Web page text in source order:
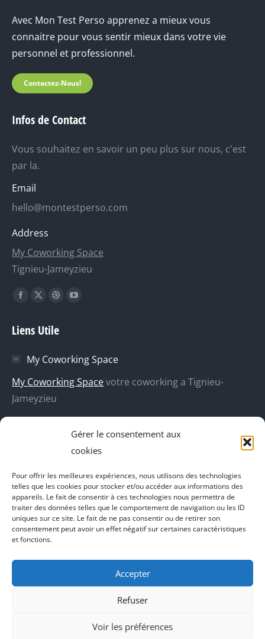
Gérer le consentement aux
cookies
Pour offrir les meilleures expériences, nous utilisons des technologies
telles que les cookies pour stocker et/ou accéder aux informations des
appareils. Le fait de consentir à ces technologies nous permettra de
traiter des données telles que le comportement de navigation ou les ID
uniques sur ce site. Le fait de ne pas consentir ou de retirer son
consentement peut avoir un effet négatif sur certaines caractéristiques
et fonctions.
Accepter
Refuser
Voir les préférences
Avec Mon Test Perso apprenez a mieux vous
connaitre pour vous sentir mieux dans votre vie
personnel et professionnel.
Contactez-Nous!
Infos de Contact
Vous souhaitez en savoir un peu plus sur nous, c'est
par la.
Email
hello@montestperso.com
Address
My Coworking Space
Tignieu-Jameyzieu
Trouvez nous sur :
La
Facebook
dans
une
nouvelle
La
X
dans
une
nouvelle
La
Dribble
dans
une
nouvelle
La
dans
une
Liens Utile
My Coworking Space
My Coworking Spacevotre coworking a Tignieu-
Jameyzieu
Agence de communication Akinai
Vecteur de croissance
L'instant Ki
Il parlent de vous